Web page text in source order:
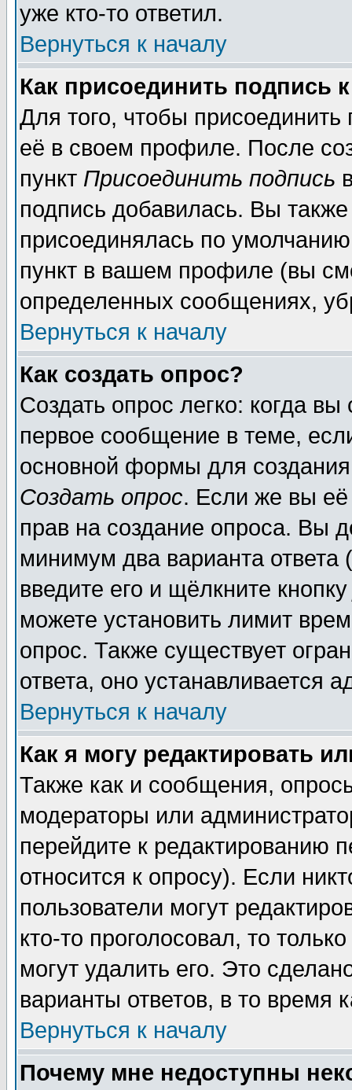
уже кто-то ответил.
Вернуться к началу
Как присоединить подпись
Для того, чтобы
её в своем профиле. После
пункт Присоединить подпись
подпись добавилась. Вы
присоединялась по
пункт в вашем профиле (вы
определенных сообщениях,
Вернуться к началу
Как создать опрос?
Создать опрос легко: когда
первое сообщение в теме,
основной формы для
Создать опрос. Если же вы её
прав на создание опроса. Вы
минимум два варианта ответа
введите его и щёлкните
можете установить лимит
опрос. Также существует
ответа, оно устанавливается
Вернуться к началу
Как я могу редактировать
Также как и сообщения,
модераторы или
перейдите к редактированию
относится к опросу). Если
пользователи могут
кто-то проголосовал, то
могут удалить его. Это
варианты ответов, в то время
Вернуться к началу
Почему мне недоступны